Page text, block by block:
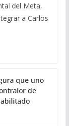
del Meta,
a Carlos
que uno
de